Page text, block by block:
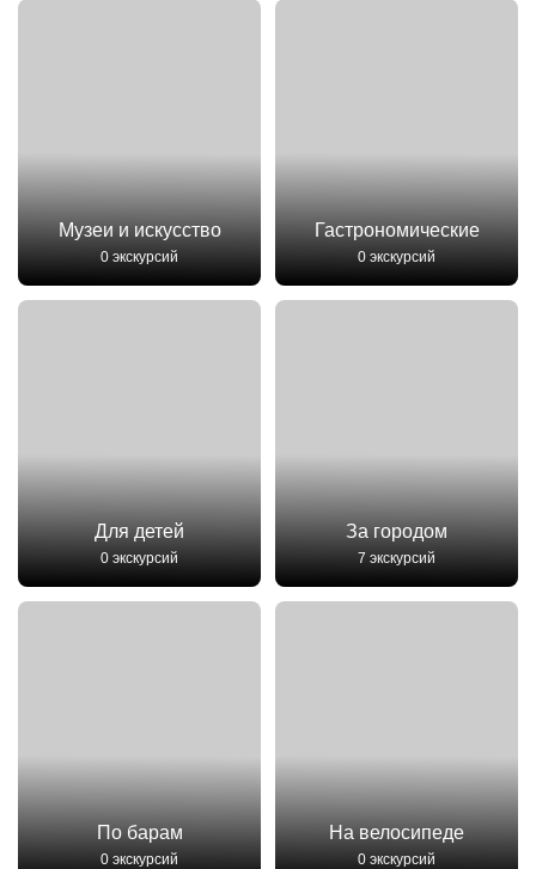
Музеи и искусство
0 экскурсий
Гастрономические
0 экскурсий
Для детей
0 экскурсий
За городом
7 экскурсий
По барам
0 экскурсий
На велосипеде
0 экскурсий